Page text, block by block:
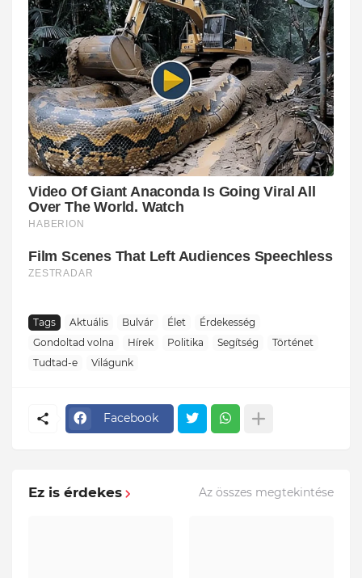
Tags Aktuális Bulvár Élet
Érdekesség
Gondoltad volna
Hírek Politika Segítség
Történet
Tudtad-e
Világunk
Facebook
Ez is érdekes Az összes megtekintése